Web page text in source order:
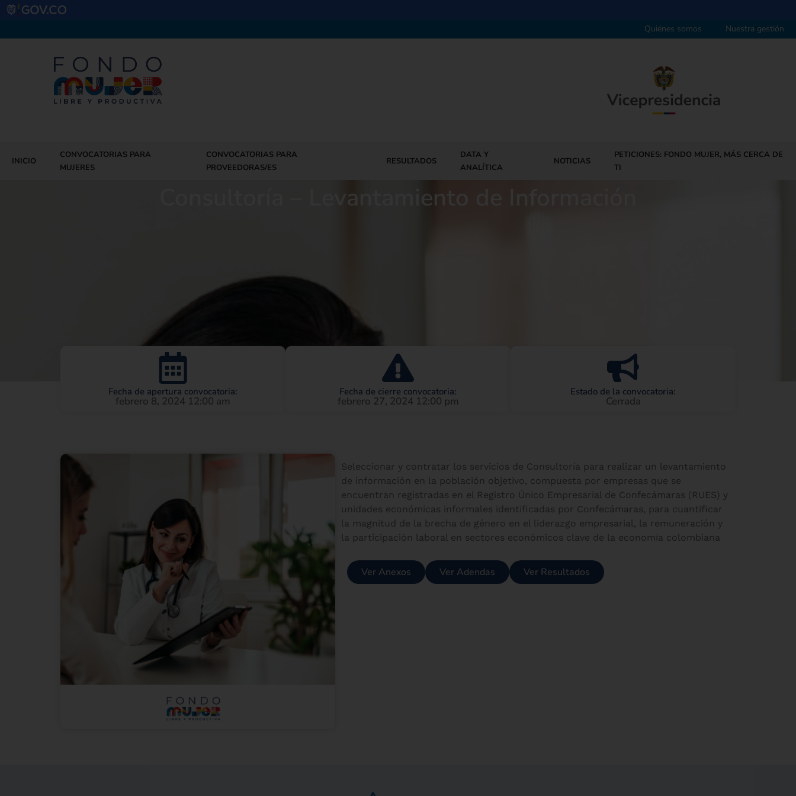
Quiénes somos Nuestra gestión
INICIO
CONVOCATORIAS PARA
MUJERES
CONVOCATORIAS PARA
PROVEEDORAS/ES
RESULTADOS
DATA Y
ANALÍTICA
NOTICIAS
PETICIONES: FONDO MUJER, MÁS CERCA DE
TI
Consultoría – Levantamiento de Información
Fecha de apertura convocatoria:
febrero 8, 2024 12:00 am
Fecha de cierre convocatoria:
febrero 27, 2024 12:00 pm
Estado de la convocatoria:
Cerrada
Seleccionar y contratar los servicios de Consultoría para realizar un levantamiento
de información en la población objetivo, compuesta por empresas que se
encuentran registradas en el Registro Único Empresarial de Confecámaras (RUES) y
unidades económicas informales identificadas por Confecámaras, para cuantificar
la magnitud de la brecha de género en el liderazgo empresarial, la remuneración y
la participación laboral en sectores económicos clave de la economía colombiana
Ver Anexos Ver Adendas Ver Resultados